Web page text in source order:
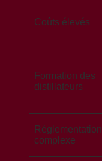
Coûts élevés
Formation des
distillateurs
Réglementation
complexe